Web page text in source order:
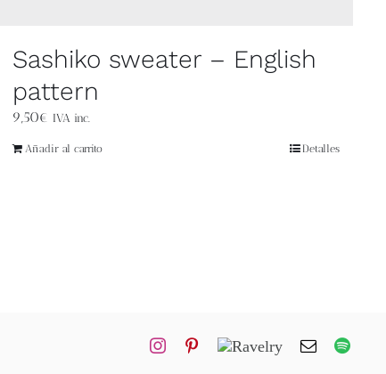
Sashiko sweater – English
pattern
9,50€ IVA inc.
Añadir al carrito Detalles